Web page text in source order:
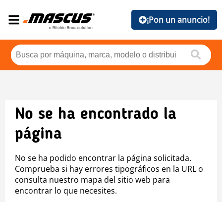
¡Pon un anuncio!
No se ha encontrado la
página
No se ha podido encontrar la página solicitada.
Comprueba si hay errores tipográficos en la URL o
consulta nuestro mapa del sitio web para
encontrar lo que necesites.